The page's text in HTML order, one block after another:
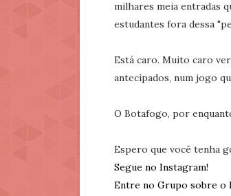
milhares meia entradas
estudantes fora dessa
Está caro. Muito caro
antecipados, num jogo
O Botafogo, por
Espero que você tenha
Segue no Instagram!
Entre no Grupo sobre o